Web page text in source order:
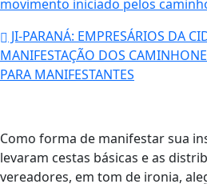
movimento iniciado pelos
JI-PARANÁ: EMPRESÁRIOS DA
MANIFESTAÇÃO DOS
PARA MANIFESTANTES
Como forma de manifestar sua
levaram cestas básicas e as
vereadores, em tom de ironia,